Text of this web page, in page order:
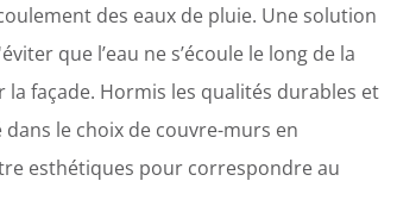
des eaux de pluie. Une solution
que l’eau ne s’écoule le long de la
façade. Hormis les qualités durables et
le choix de couvre-murs en
esthétiques pour correspondre au